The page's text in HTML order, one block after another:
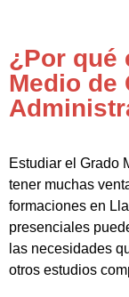
¿Por qué
Medio de
Estudiar el Grado
tener muchas
formaciones en
presenciales
las necesidades
otros estudios